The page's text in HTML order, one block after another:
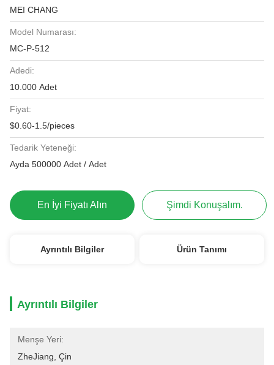
MEI CHANG
Model Numarası:
MC-P-512
Adedi:
10.000 Adet
Fiyat:
$0.60-1.5/pieces
Tedarik Yeteneği:
Ayda 500000 Adet / Adet
En İyi Fiyatı Alın Şimdi Konuşalım.
Ayrıntılı Bilgiler Ürün Tanımı
Ayrıntılı Bilgiler
Menşe Yeri:
ZheJiang, Çin